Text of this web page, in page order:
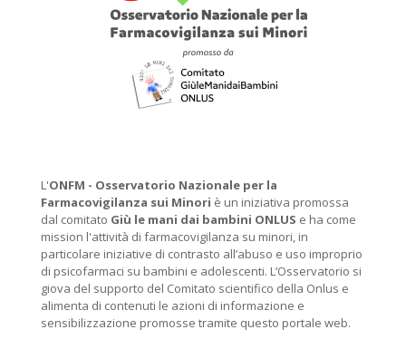
L'ONFM - Osservatorio Nazionale per la
Farmacovigilanza sui Minori è un iniziativa promossa
dal comitato Giù le mani dai bambini ONLUS e ha come
mission l'attività di farmacovigilanza su minori, in
particolare iniziative di contrasto all’abuso e uso improprio
di psicofarmaci su bambini e adolescenti. L’Osservatorio si
giova del supporto del Comitato scientifico della Onlus e
alimenta di contenuti le azioni di informazione e
sensibilizzazione promosse tramite questo portale web.